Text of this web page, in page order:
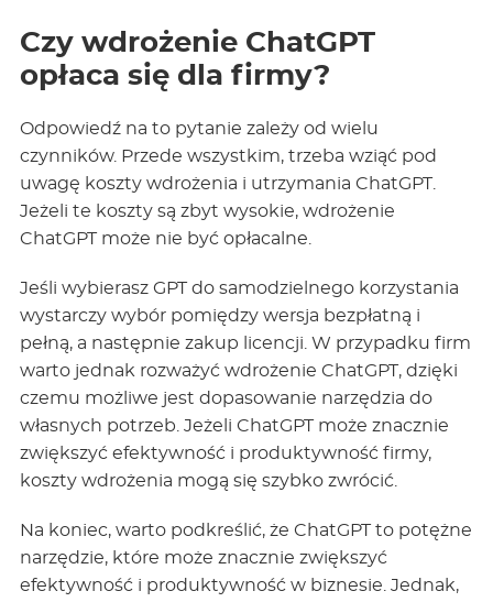
Czy wdrożenie ChatGPT
opłaca się dla firmy?
Odpowiedź na to pytanie zależy od wielu
czynników. Przede wszystkim, trzeba wziąć pod
uwagę koszty wdrożenia i utrzymania ChatGPT.
Jeżeli te koszty są zbyt wysokie, wdrożenie
ChatGPT może nie być opłacalne.
Jeśli wybierasz GPT do samodzielnego korzystania
wystarczy wybór pomiędzy wersja bezpłatną i
pełną, a następnie zakup licencji. W przypadku firm
warto jednak rozważyć wdrożenie ChatGPT, dzięki
czemu możliwe jest dopasowanie narzędzia do
własnych potrzeb. Jeżeli ChatGPT może znacznie
zwiększyć efektywność i produktywność firmy,
koszty wdrożenia mogą się szybko zwrócić.
Na koniec, warto podkreślić, że ChatGPT to potężne
narzędzie, które może znacznie zwiększyć
efektywność i produktywność w biznesie. Jednak,